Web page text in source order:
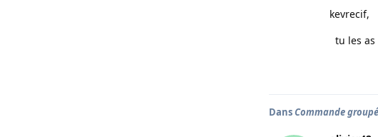
kevrecif,
tu les as
DansCommande